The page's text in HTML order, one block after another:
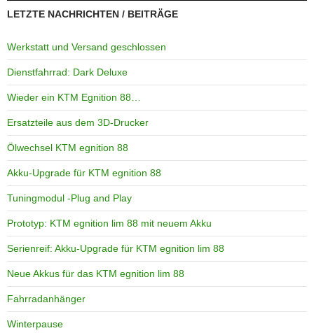
LETZTE NACHRICHTEN / BEITRÄGE
Werkstatt und Versand geschlossen
Dienstfahrrad: Dark Deluxe
Wieder ein KTM Egnition 88…
Ersatzteile aus dem 3D-Drucker
Ölwechsel KTM egnition 88
Akku-Upgrade für KTM egnition 88
Tuningmodul -Plug and Play
Prototyp: KTM egnition lim 88 mit neuem Akku
Serienreif: Akku-Upgrade für KTM egnition lim 88
Neue Akkus für das KTM egnition lim 88
Fahrradanhänger
Winterpause